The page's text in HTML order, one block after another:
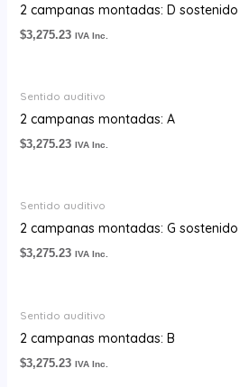
2 campanas montadas: D sostenido
$3,275.23 IVA Inc.
Sentido auditivo
2 campanas montadas: A
$3,275.23 IVA Inc.
Sentido auditivo
2 campanas montadas: G sostenido
$3,275.23 IVA Inc.
Sentido auditivo
2 campanas montadas: B
$3,275.23 IVA Inc.